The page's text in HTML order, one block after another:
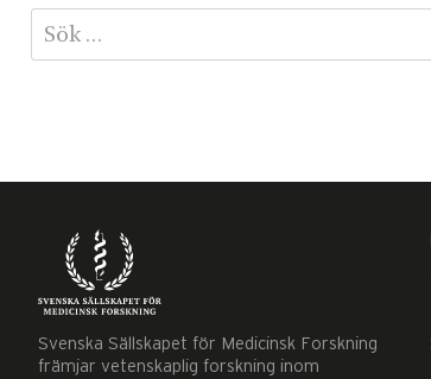
Sök
efter:
Svenska Sällskapet för Medicinsk Forskning
främjar vetenskaplig forskning inom